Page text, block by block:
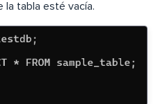
la tabla esté vacía.